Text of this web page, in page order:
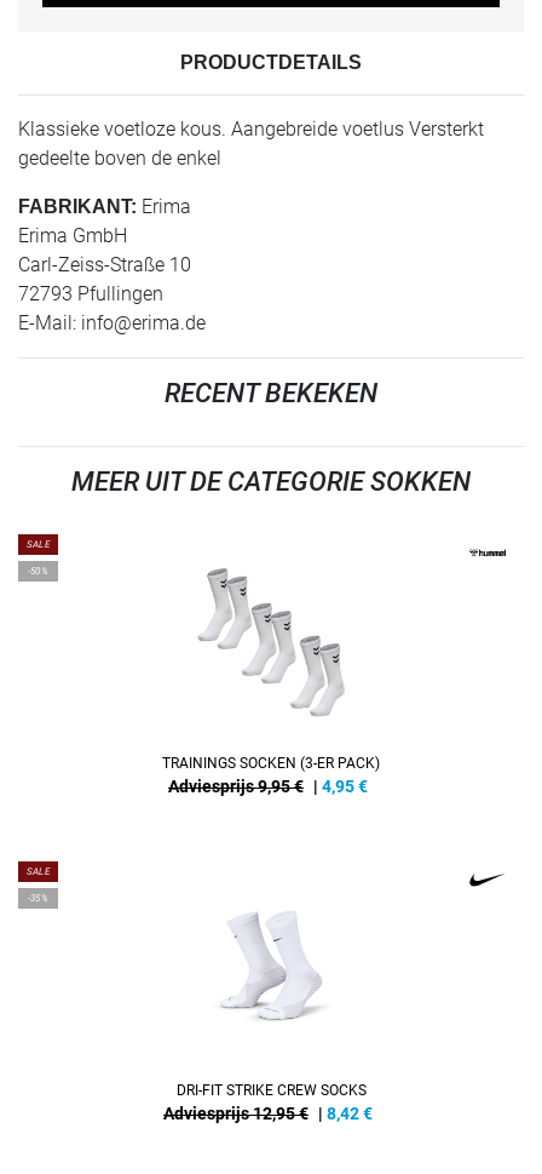
PRODUCTDETAILS
Klassieke voetloze kous. Aangebreide voetlus Versterkt
gedeelte boven de enkel
FABRIKANT: Erima
Erima GmbH
Carl-Zeiss-Straße 10
72793 Pfullingen
E-Mail: info@erima.de
RECENT BEKEKEN
MEER UIT DE CATEGORIE SOKKEN
SALE
-50%
TRAININGS SOCKEN (3-ER PACK)
Adviesprijs 9,95 € | 4,95€
SALE
-35%
DRI-FIT STRIKE CREW SOCKS
Adviesprijs 12,95 € | 8,42€